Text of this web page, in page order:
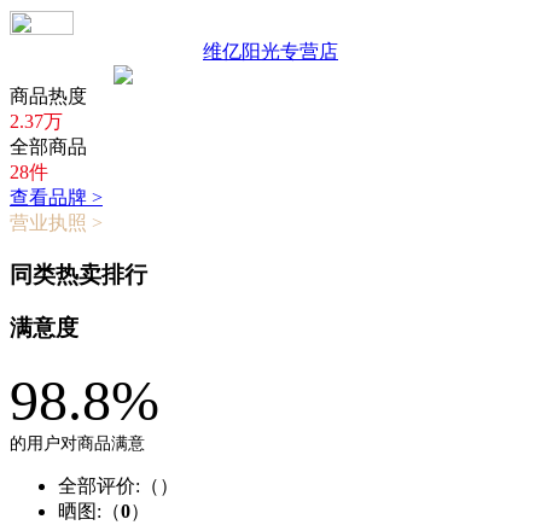
维亿阳光专营店
商品热度
2.37万
全部商品
28件
查看品牌 >
营业执照 >
同类热卖排行
满意度
98.8%
的用户对商品满意
全部评价:（ ）
晒图:（0）